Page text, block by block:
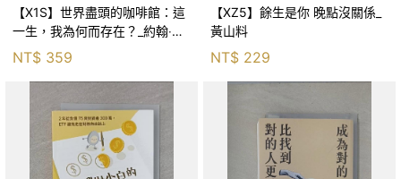
【X1S】世界盡頭的咖啡館：這
一生，我為何而存在？_約翰‧史
崔勒基, Elsa
NT$ 359
【XZ5】餘生是你 晚點沒關係_
黃山料
NT$ 229